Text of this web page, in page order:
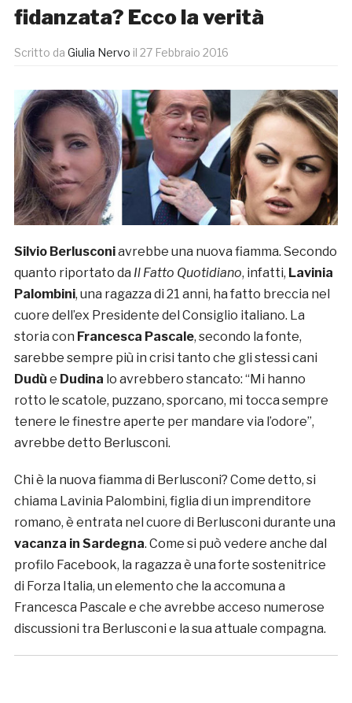
fidanzata? Ecco la verità
Scritto da Giulia Nervo il 27 Febbraio 2016
Silvio Berlusconiavrebbe una nuova fiamma. Secondo
quanto riportato da Il Fatto Quotidiano, infatti, Lavinia
Palombini, una ragazza di 21 anni, ha fatto breccia nel
cuore dell’ex Presidente del Consiglio italiano. La
storia con Francesca Pascale, secondo la fonte,
sarebbe sempre più in crisi tanto che gli stessi cani
Dudù e Dudina lo avrebbero stancato: “Mi hanno
rotto le scatole, puzzano, sporcano, mi tocca sempre
tenere le finestre aperte per mandare via l’odore”,
avrebbe detto Berlusconi.
Chi è la nuova fiamma di Berlusconi? Come detto, si
chiama Lavinia Palombini, figlia di un imprenditore
romano, è entrata nel cuore di Berlusconi durante una
vacanza in Sardegna. Come si può vedere anche dal
profilo Facebook, la ragazza è una forte sostenitrice
di Forza Italia, un elemento che la accomuna a
Francesca Pascale e che avrebbe acceso numerose
discussioni tra Berlusconi e la sua attuale compagna.